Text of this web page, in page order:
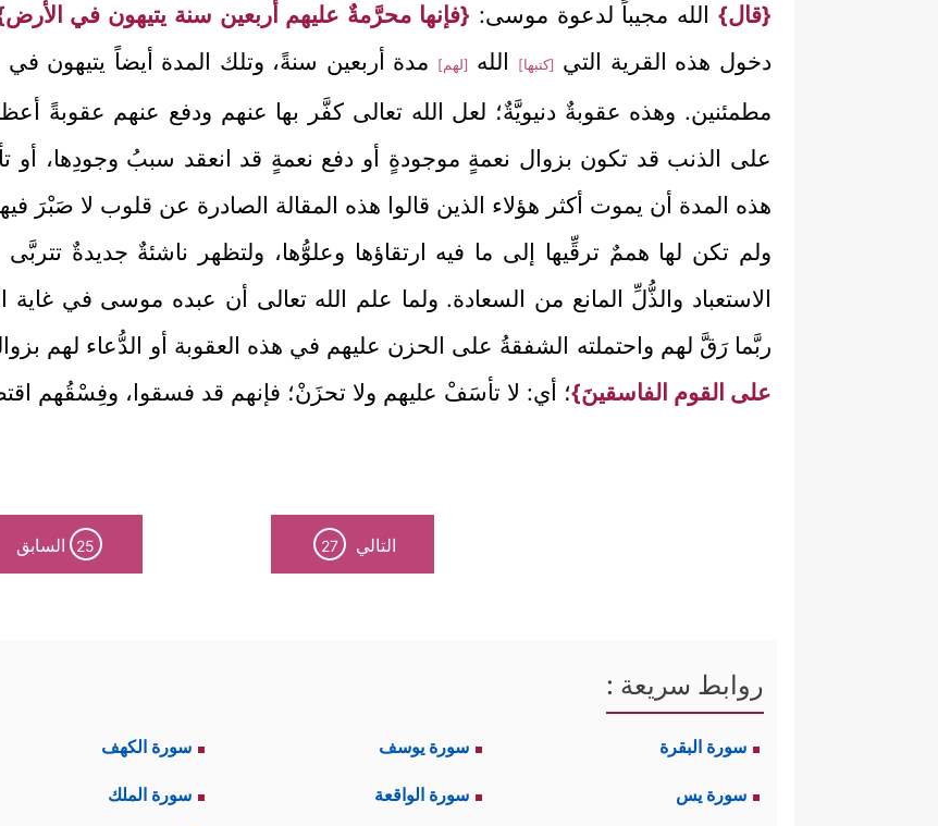
{قال}الله مجيباً لدعوة موسى: {فإنها محرَّمةٌ عليهم أربعين سنة يتيهون في
دخول هذه القرية التي
[كتبها] الله [لهم]
مدة أربعين سنةً، وتلك المدة أيضاً يتيهون
مطمئنين. وهذه عقوبةٌ دنيويَّةٌ؛ لعل الله تعالى كفَّر بها عنهم ودفع عنهم عقوبةً
على الذنب قد تكون بزوال نعمةٍ موجودةٍ أو دفع نعمةٍ قد انعقد سببُ وجودِها، أو
هذه المدة أن يموت أكثر هؤلاء الذين قالوا هذه المقالة الصادرة عن قلوب لا صَبْرَ
ولم تكن لها هممٌ ترقِّيها إلى ما فيه ارتقاؤها وعلوُّها، ولتظهر ناشئةٌ جديدةٌ
الاستعباد والذُّلِّ المانع من السعادة. ولما علم الله تعالى أن عبده موسى في
ربَّما رَقَّ لهم واحتملته الشفقةُ على الحزن عليهم في هذه العقوبة أو الدُّعاء لهم
على القوم الفاسقينَ}؛ أي: لا تأسَفْ عليهم ولا تحزَنْ؛ فإنهم قد فسقوا، وفِسْقُهم
التالي 27
25 السابق
روابط سريعة :
سورة البقرة سورة يوسف سورة الكهف
سورة يس سورة الواقعة سورة الملك